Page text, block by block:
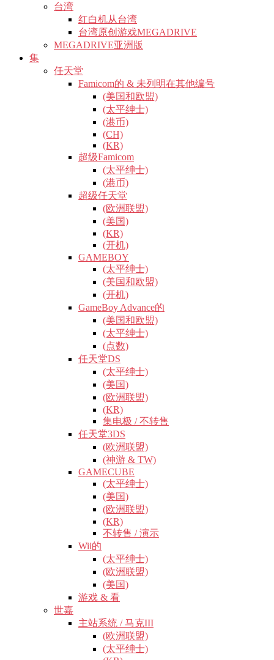
台湾
红白机从台湾
台湾原创游戏MEGADRIVE
MEGADRIVE亚洲版
集
任天堂
Famicom的 & 未列明在其他编号
(美国和欧盟)
(太平绅士)
(港币)
(CH)
(KR)
超级Famicom
(太平绅士)
(港币)
超级任天堂
(欧洲联盟)
(美国)
(KR)
(开机)
GAMEBOY
(太平绅士)
(美国和欧盟)
(开机)
GameBoy Advance的
(美国和欧盟)
(太平绅士)
(点数)
任天堂DS
(太平绅士)
(美国)
(欧洲联盟)
(KR)
集电极 / 不转售
任天堂3DS
(欧洲联盟)
(神游 & TW)
GAMECUBE
(太平绅士)
(美国)
(欧洲联盟)
(KR)
不转售 / 演示
Wii的
(太平绅士)
(欧洲联盟)
(美国)
游戏 & 看
世嘉
主站系统 / 马克III
(欧洲联盟)
(太平绅士)